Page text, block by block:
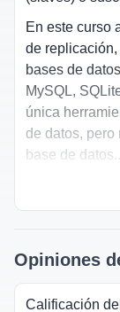
En este curso
de
bases de
MySQL,
única
de datos,
base de
Opiniones
Calificación